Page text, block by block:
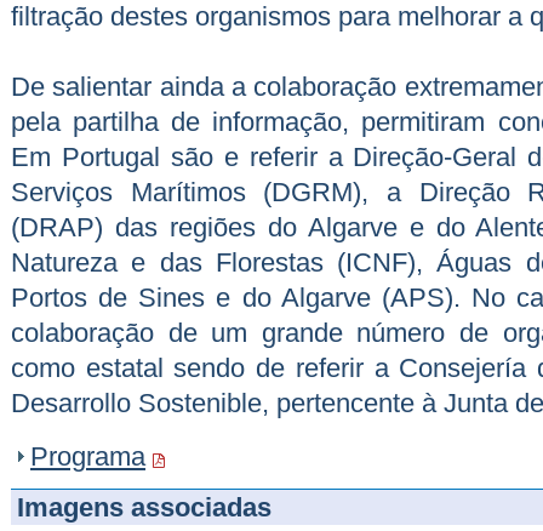
filtração destes organismos para melhorar a
De salientar ainda a colaboração
pela partilha de informação, permitiram
Em Portugal são e referir a Direção-Geral
Serviços Marítimos (DGRM), a Direção
(DRAP) das regiões do Algarve e do
Natureza e das Florestas (ICNF), Águas
Portos de Sines e do Algarve (APS). No
colaboração de um grande número de
como estatal sendo de referir a Consejería
Desarrollo Sostenible, pertencente à Junta
Programa
Imagens associadas